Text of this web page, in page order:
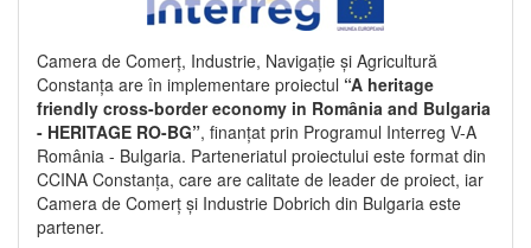
Camera de Comerț, Industrie, Navigație și Agricultură
Constanța are în implementare proiectul “A heritage
friendly cross-border economy in România and Bulgaria
- HERITAGE RO-BG”, finanțat prin Programul Interreg V-A
România - Bulgaria. Parteneriatul proiectului este format din
CCINA Constanța, care are calitate de leader de proiect, iar
Camera de Comerț și Industrie Dobrich din Bulgaria este
partener.